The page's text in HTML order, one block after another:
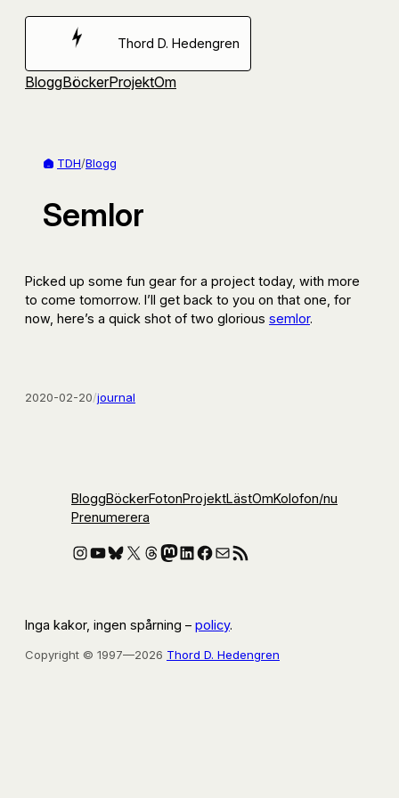
Hoppa
Thord D. Hedengren
BloggBöckerProjektOm
TDH/Blogg
Semlor
Picked up some fun gear for a project today, with more
to come tomorrow. I’ll get back to you on that one, for
now, here’s a quick shot of two glorious semlor.
2020-02-20/journal
BloggBöckerFotonProjektLästOmKolofon/nu
Prenumerera
Instagram
YouTube
Bluesky
X Threads
Mastodon
LinkedIn
Facebook
E-postRSS-flöde
Inga kakor, ingen spårning – policy.
Copyright © 1997—2026 Thord D. Hedengren